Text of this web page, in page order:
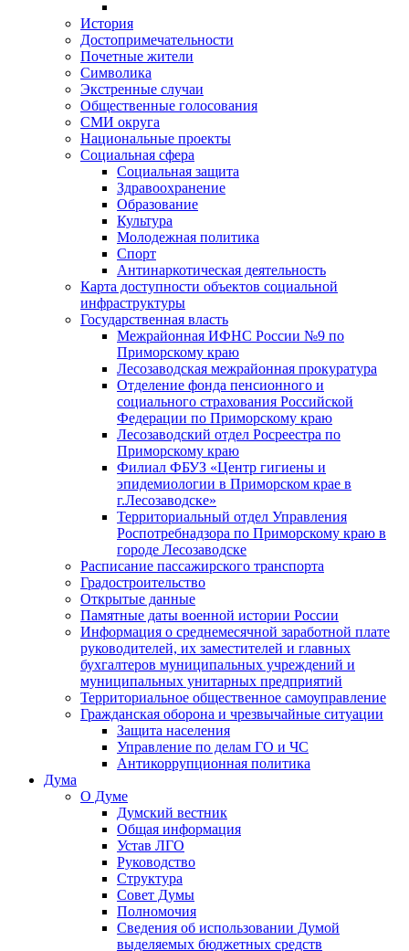
История
Достопримечательности
Почетные жители
Символика
Экстренные случаи
Общественные голосования
СМИ округа
Национальные проекты
Социальная сфера
Социальная защита
Здравоохранение
Образование
Культура
Молодежная политика
Спорт
Антинаркотическая деятельность
Карта доступности объектов социальной
инфраструктуры
Государственная власть
Межрайонная ИФНС России №9 по
Приморскому краю
Лесозаводская межрайонная прокуратура
Отделение фонда пенсионного и
социального страхования Российской
Федерации по Приморскому краю
Лесозаводский отдел Росреестра по
Приморскому краю
Филиал ФБУЗ «Центр гигиены и
эпидемиологии в Приморском крае в
г.Лесозаводске»
Территориальный отдел Управления
Роспотребнадзора по Приморскому краю в
городе Лесозаводске
Расписание пассажирского транспорта
Градостроительство
Открытые данные
Памятные даты военной истории России
Информация о среднемесячной заработной плате
руководителей, их заместителей и главных
бухгалтеров муниципальных учреждений и
муниципальных унитарных предприятий
Территориальное общественное самоуправление
Гражданская оборона и чрезвычайные ситуации
Защита населения
Управление по делам ГО и ЧС
Антикоррупционная политика
Дума
О Думе
Думский вестник
Общая информация
Устав ЛГО
Руководство
Структура
Совет Думы
Полномочия
Сведения об использовании Думой
выделяемых бюджетных средств